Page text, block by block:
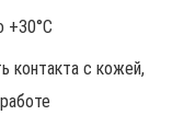
+30°C
контакта с кожей,